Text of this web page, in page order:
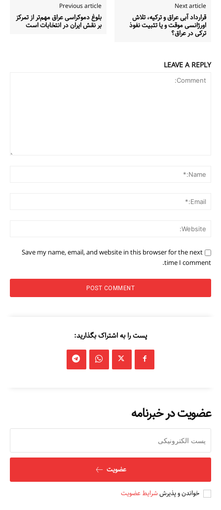
تماس با ما
Previous article
بلوغ دموکراسی عراق مهم‌تر از تمرکز
بر نقش ایران در انتخابات است
Next article
قرارداد آبی عراق و ترکیه، تلاش
اورژانسی موقت و یا تثبیت نفوذ
ترکی در عراق؟
LEAVE A REPLY
Save my name, email, and website in this browser for the next
time I comment.
پست را به اشتراک بگذارید:
عضویت در خبرنامه
عضویت
خواندن و پذیرششرایط عضویت